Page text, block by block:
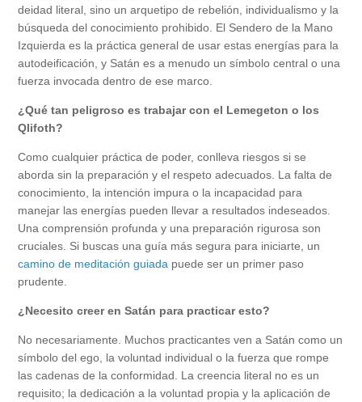
deidad literal, sino un arquetipo de rebelión, individualismo y la
búsqueda del conocimiento prohibido. El Sendero de la Mano
Izquierda es la práctica general de usar estas energías para la
autodeificación, y Satán es a menudo un símbolo central o una
fuerza invocada dentro de ese marco.
¿Qué tan peligroso es trabajar con el Lemegeton o los
Qlifoth?
Como cualquier práctica de poder, conlleva riesgos si se
aborda sin la preparación y el respeto adecuados. La falta de
conocimiento, la intención impura o la incapacidad para
manejar las energías pueden llevar a resultados indeseados.
Una comprensión profunda y una preparación rigurosa son
cruciales. Si buscas una guía más segura para iniciarte, un
camino de meditación guiada puede ser un primer paso
prudente.
¿Necesito creer en Satán para practicar esto?
No necesariamente. Muchos practicantes ven a Satán como un
símbolo del ego, la voluntad individual o la fuerza que rompe
las cadenas de la conformidad. La creencia literal no es un
requisito; la dedicación a la voluntad propia y la aplicación de